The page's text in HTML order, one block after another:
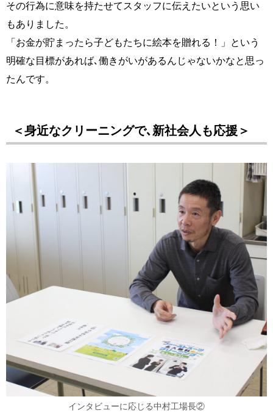
その行為に意味を持たせてスタッフに伝えたいという思い
もありました。
「お金が貯まったら子どもたちに絵本を贈れる！」という
明確な目標があれば､働きがいがあるんじゃないかなと思っ
たんです。
＜身近なクリーニングで､新社会人も応援＞
インタビューに応じる中村工場長②